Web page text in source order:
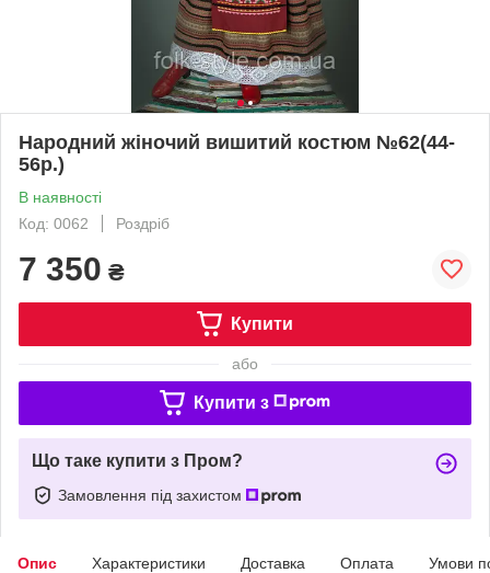
Народний жіночий вишитий костюм №62(44-
56р.)
В наявності
Код: 0062
Роздріб
7 350 ₴
Купити
або
Купити з
Що таке купити з Пром?
Замовлення під захистом
Опис Характеристики Доставка Оплата Умови